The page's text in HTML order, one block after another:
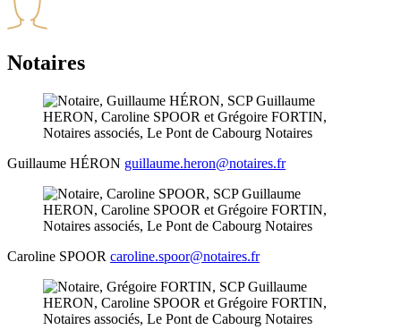
Notaires
Guillaume HÉRON guillaume.heron@notaires.fr
Caroline SPOOR caroline.spoor@notaires.fr